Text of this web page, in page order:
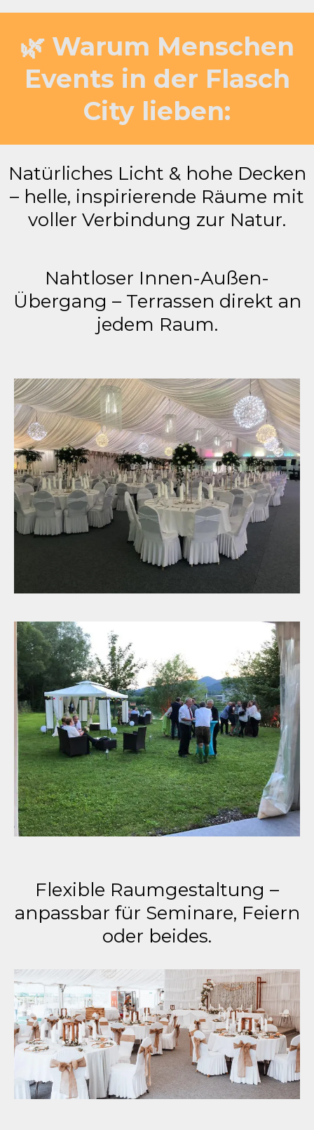
🌿 Warum Menschen
Events in der Flasch
City lieben:
Natürliches Licht & hohe Decken
– helle, inspirierende Räume mit
voller Verbindung zur Natur.
Nahtloser Innen-Außen-
Übergang – Terrassen direkt an
jedem Raum.
Flexible Raumgestaltung –
anpassbar für Seminare, Feiern
oder beides.